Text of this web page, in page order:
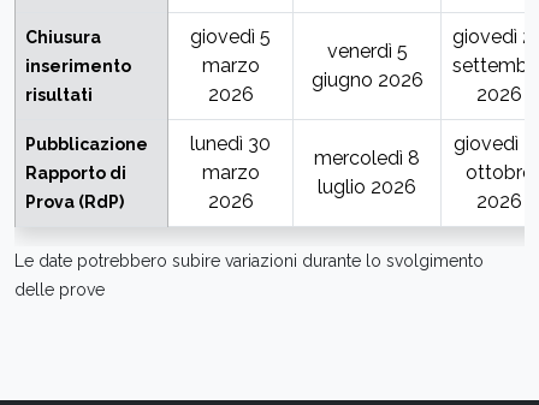
Chiusura
inserimento
risultati
giovedì 5
marzo
2026
venerdì 5
giugno 2026
giovedì
2026
Pubblicazione
Rapporto di
Prova (RdP)
lunedì 30
marzo
2026
mercoledì 8
luglio 2026
giovedì
ottobre
2026
Le date potrebbero subire variazioni durante lo svolgimento
delle prove